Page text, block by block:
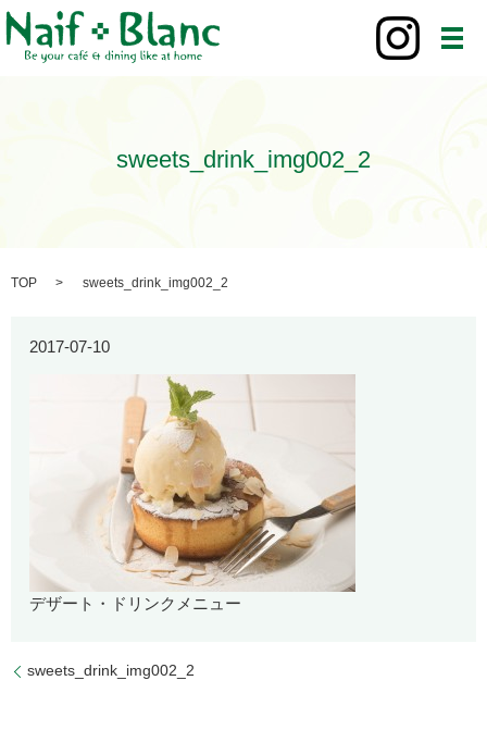
メ
sweets_drink_img002_2
TOP sweets_drink_img002_2
2017-07-10
デザート・ドリンクメニュー
sweets_drink_img002_2